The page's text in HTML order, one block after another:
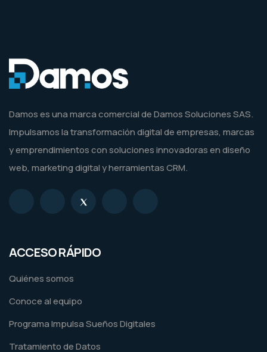
Damos es una marca comercial de Damos Soluciones SAS.
Impulsamos la transformación digital de empresas, marcas
y emprendimientos con soluciones innovadoras en diseño
web, marketing digital y herramientas CRM.
ACCESO RÁPIDO
Quiénes somos
Conoce al equipo
Programa Impulsa Sueños Digitales
Tratamiento de Datos